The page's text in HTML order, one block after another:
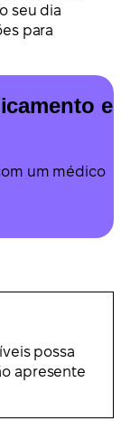
seu dia
para
e
um médico
possa
apresente